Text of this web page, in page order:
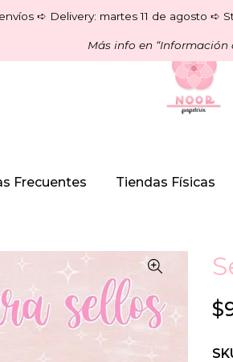
➪ Delivery: martes 11 de agosto ➪
Más info en “Información
Frecuentes Tiendas Físicas